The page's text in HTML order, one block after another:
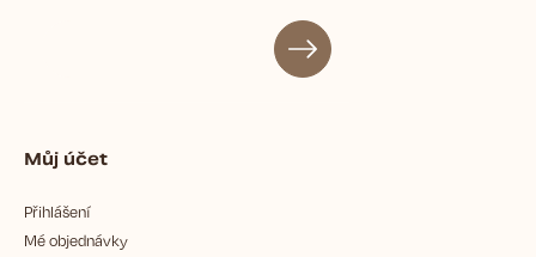
Můj účet
Přihlášení
Mé objednávky